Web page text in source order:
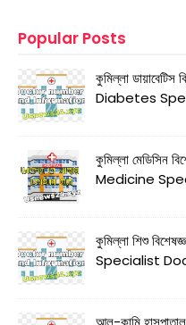
Popular Posts
কুমিল্লা
Diabetes
কুমিল্লা মেডিসিন
Medicine
কুমিল্লা শিশু
Specialist